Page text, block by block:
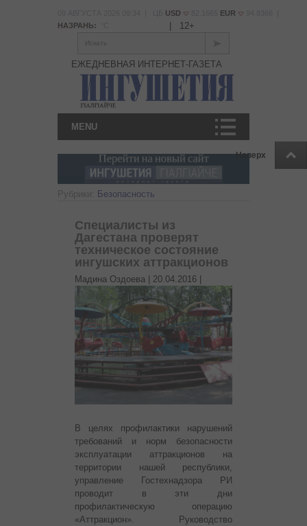
Наверх
USD EUR
НАЗРАНЬ:
12+
Искать
ЕЖЕДНЕВНАЯ ИНТЕРНЕТ-ГАЗЕТА
MENU
Рубрики: Безопасность
Специалисты из
Дагестана проверят
техническое состояние
ингушских аттракционов
Мадина Оздоева | 20.04.2016
В целях профилактики нарушений
требований и норм безопасности
эксплуатации аттракционов на
территории нашей республики,
управление Гостехнадзора РИ
проводит в эти дни
профилактическую операцию
«Аттракцион».
Руководство